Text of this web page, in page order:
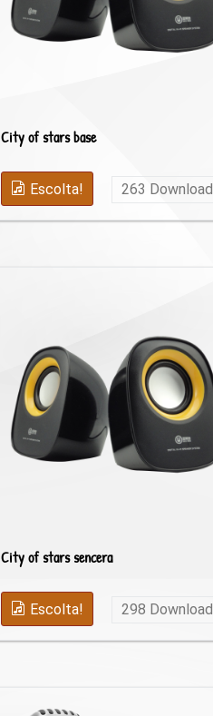
City of stars base
Escolta! 263
City of stars sencera
Escolta! 298